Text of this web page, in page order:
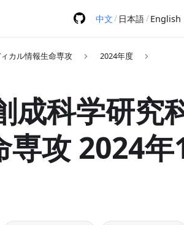
中文/ 日本語/English
カル情報生命専攻
2024年度
成科学研究
攻 2024年